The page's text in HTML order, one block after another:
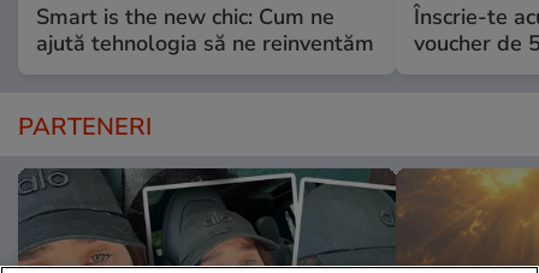
Smart is the new chic: Cum ne
ajută tehnologia să ne reinventăm
Înscrie-te
voucher de
PARTENERI